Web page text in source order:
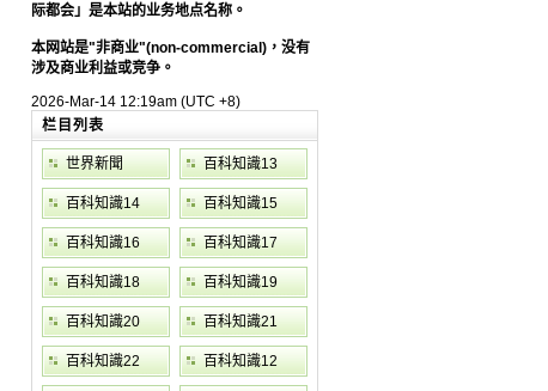
际都会」是本站的业务地点名称。
本网站是"非商业"(non-commercial)，没有
涉及商业利益或竞争。
2026-Mar-14 12:19am (UTC +8)
栏目列表
世界新聞 百科知識13
百科知識14 百科知識15
百科知識16 百科知識17
百科知識18 百科知識19
百科知識20 百科知識21
百科知識22 百科知識12